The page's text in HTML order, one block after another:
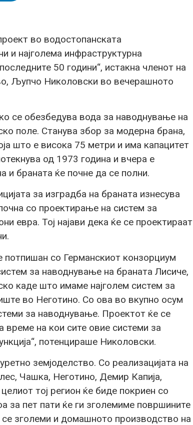
во водостопанската
и најголема инфраструктурна
50 години“, истакна членот на
Љупчо Николовски во вечерашното
се обезбедува вода за наводнување на
поле. Станува збор за модерна брана,
што е висока 75 метри и има капацитет
од 1973 година и вчера е
и браната ќе почне да се полни.
за изградба на браната изнесува
со проектирање на систем за
евра. Тој најави дека ќе се проектираат
потпишан со Германскиот конзорциум
за наводнување на браната Лисиче,
каде што имаме најголем систем за
во Неготино. Со ова во вкупно осум
за наводнување. Проектот ќе се
време на кои сите овие системи за
потенцираше Николовски.
земјоделство. Со реализацијата на
Чашка, Неготино, Демир Капија,
тој регион ќе биде покриен со
за пет пати ќе ги зголемиме површините
зголеми и домашното производство на